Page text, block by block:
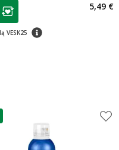
klubo narių
VESK25 patarimas
5,49 €